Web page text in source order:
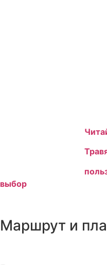
выбор
Маршрут и